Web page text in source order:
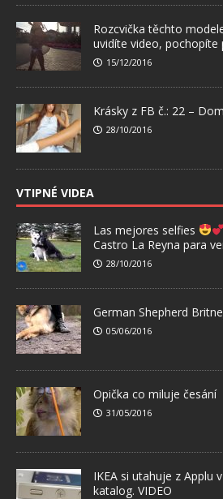
Rozcvička těchto
uvidíte video, pochopíte
15/12/2016
Krásky z FB č.: 22 –
28/10/2016
VTIPNÉ VIDEA
Las mejores selfies
Castro La Reyna para
28/10/2016
German Shepherd
05/06/2016
Opička co miluje česání
31/05/2016
IKEA si utahuje z Applu
katalog. VIDEO